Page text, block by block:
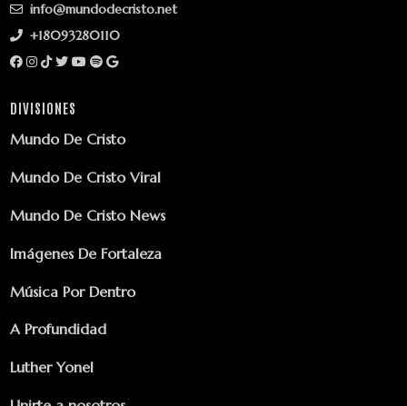
info@mundodecristo.net
+18093280110
DIVISIONES
Mundo De Cristo
Mundo De Cristo Viral
Mundo De Cristo News
Imágenes De Fortaleza
Música Por Dentro
A Profundidad
Luther Yonel